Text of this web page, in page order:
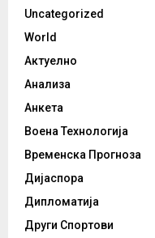
Uncategorized
World
Актуелно
Анализа
Анкета
Воена Технологија
Временска Прогноза
Дијаспора
Дипломатија
Други Спортови